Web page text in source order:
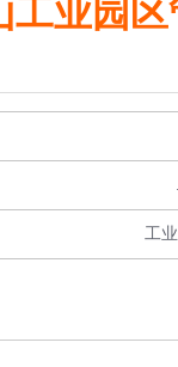
工业园
工